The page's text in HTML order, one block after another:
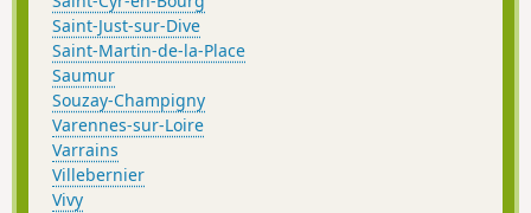
Saint-Just-sur-Dive
Saint-Martin-de-la-Place
Saumur
Souzay-Champigny
Varennes-sur-Loire
Varrains
Villebernier
Vivy